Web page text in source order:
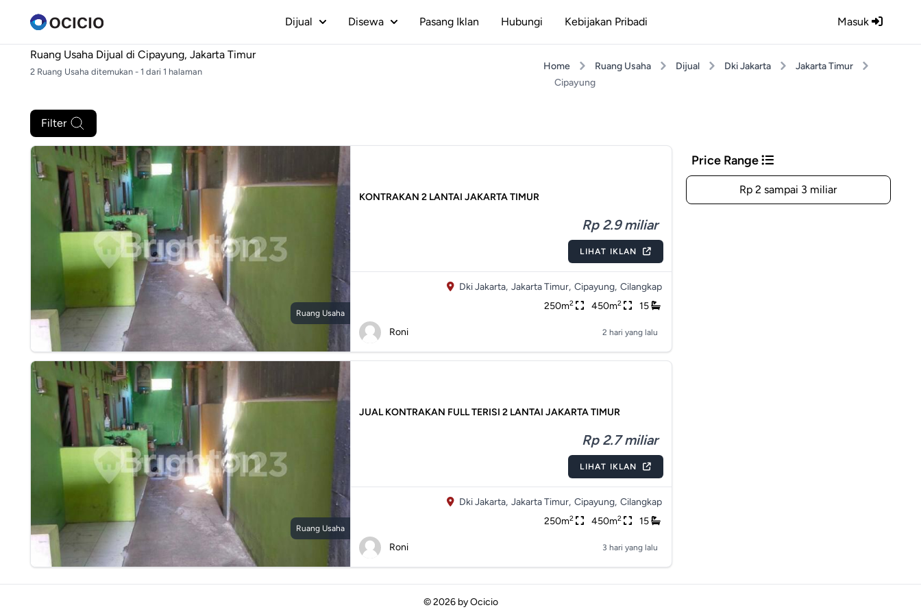
Masuk
Dijual Disewa Pasang Iklan Hubungi Kebijakan Pribadi
Ruang Usaha Dijual di Cipayung, Jakarta Timur
2 Ruang Usaha ditemukan - 1 dari 1 halaman Home Ruang Usaha Dijual Dki Jakarta
Jakarta Timur
Cipayung
Filter
Ruang Usaha
KONTRAKAN 2 LANTAI JAKARTA TIMUR
Rp 2.9 miliar
LIHAT IKLAN
Dki Jakarta, Jakarta Timur, Cipayung, Cilangkap
250m2 450m2 15
Roni 2 hari yang lalu
Ruang Usaha
JUAL KONTRAKAN FULL TERISI 2 LANTAI JAKARTA TIMUR
Rp 2.7 miliar
LIHAT IKLAN
Dki Jakarta, Jakarta Timur, Cipayung, Cilangkap
250m2 450m2 15
Roni 3 hari yang lalu
Price Range
Rp 2 sampai 3 miliar
© 2026 byOcicio